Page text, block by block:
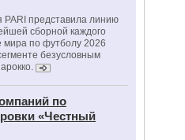
PARI представила линию
сборной каждого
мира по футболу 2026
безусловным
по
«Честный